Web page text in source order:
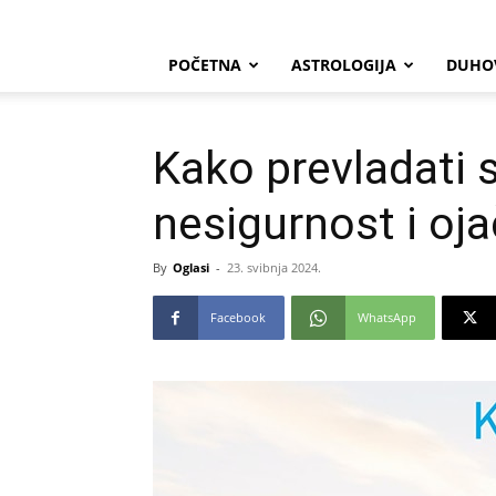
POČETNA ASTROLOGIJA
Kako prevladati
nesigurnost i
By Oglasi - 23. svibnja 2024.
Facebook WhatsApp